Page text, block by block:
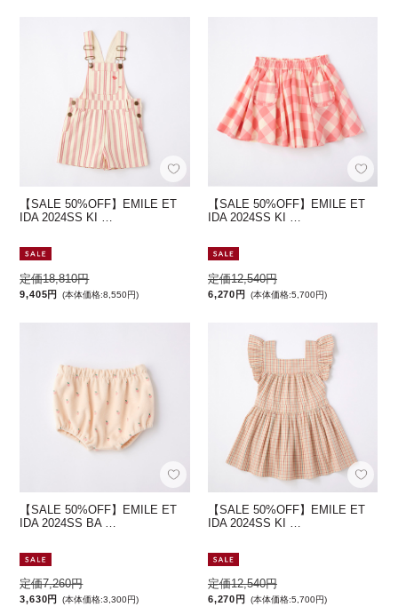
【SALE 50%OFF】EMILE ET
IDA 2024SS KI …
定価18,810円
9,405円 (本体価格:8,550円)
【SALE 50%OFF】EMILE ET
IDA 2024SS KI …
定価12,540円
6,270円 (本体価格:5,700円)
【SALE 50%OFF】EMILE ET
IDA 2024SS BA …
定価7,260円
3,630円 (本体価格:3,300円)
【SALE 50%OFF】EMILE ET
IDA 2024SS KI …
定価12,540円
6,270円 (本体価格:5,700円)